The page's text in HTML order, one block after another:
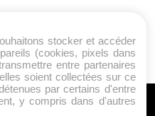
stocker et accéder
(cookies, pixels dans
entre partenaires
soient collectées sur ce
par certains d'entre
y compris dans d'autres